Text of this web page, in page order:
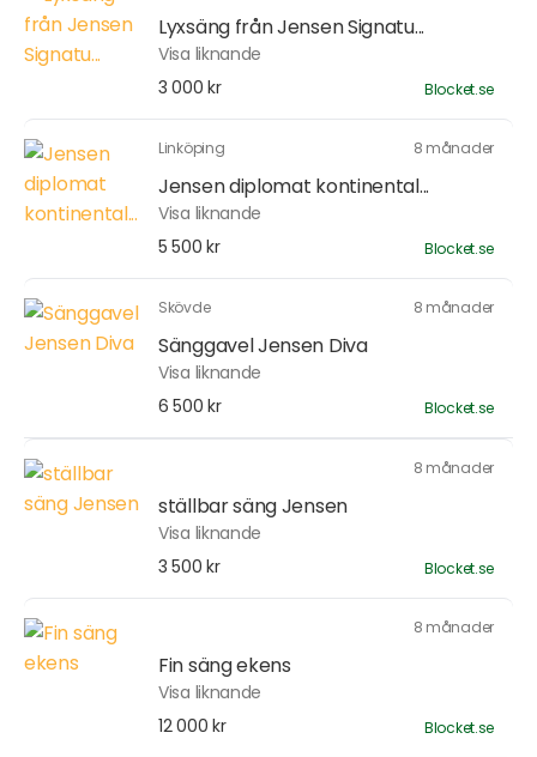
Lyxsäng från Jensen Signatu...
Visa liknande
3 000 kr
Blocket.se
Linköping 8 månader
Jensen diplomat kontinental...
Visa liknande
5 500 kr
Blocket.se
Skövde 8 månader
Sänggavel Jensen Diva
Visa liknande
6 500 kr
Blocket.se
8 månader
ställbar säng Jensen
Visa liknande
3 500 kr
Blocket.se
8 månader
Fin säng ekens
Visa liknande
12 000 kr
Blocket.se